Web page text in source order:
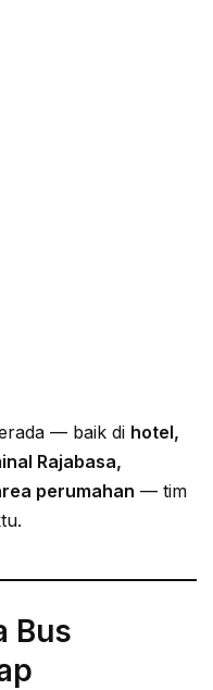
— baik di hotel,
Rajabasa,
perumahan — tim
Bus